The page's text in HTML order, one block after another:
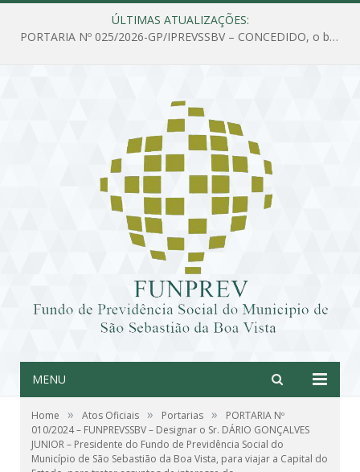
ÚLTIMAS ATUALIZAÇÕES:
PORTARIA Nº 025/2026-GP/IPREVSSBV – CONCEDIDO, o benefício de PENSÃO a MARIA ESTELA DOS SANTOS SOUZA
MENU
Home » Atos Oficiais » Portarias »
PORTARIA Nº
010/2024 – FUNPREVSSBV – Designar o Sr. DÁRIO GONÇALVES
JUNIOR – Presidente do Fundo de Previdência Social do
Município de São Sebastião da Boa Vista, para viajar a Capital do